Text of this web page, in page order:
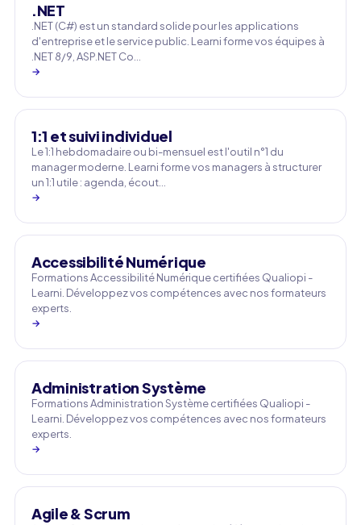
.NET
.NET (C#) est un standard solide pour les applications
d'entreprise et le service public. Learni forme vos équipes à
.NET 8/9, ASP.NET Co…
→
1:1 et suivi individuel
Le 1:1 hebdomadaire ou bi-mensuel est l'outil n°1 du
manager moderne. Learni forme vos managers à structurer
un 1:1 utile : agenda, écout…
→
Accessibilité Numérique
Formations Accessibilité Numérique certifiées Qualiopi -
Learni. Développez vos compétences avec nos formateurs
experts.
→
Administration Système
Formations Administration Système certifiées Qualiopi -
Learni. Développez vos compétences avec nos formateurs
experts.
→
Agile & Scrum